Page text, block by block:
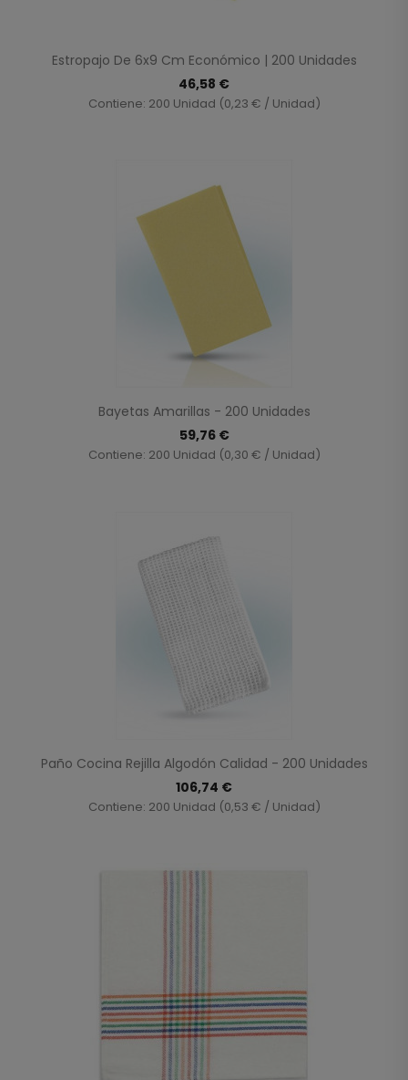
Estropajo De 6x9 Cm Económico | 200 Unidades
46,58 €
Contiene: 200 Unidad (0,23 € / Unidad)
Bayetas Amarillas - 200 Unidades
59,76 €
Contiene: 200 Unidad (0,30 € / Unidad)
Paño Cocina Rejilla Algodón Calidad - 200 Unidades
106,74 €
Contiene: 200 Unidad (0,53 € / Unidad)